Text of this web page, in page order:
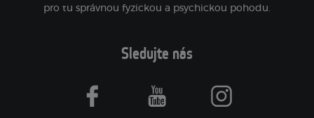
pro tu správnou fyzickou a psychickou pohodu.
Sledujte nás
facebook youtube instagram